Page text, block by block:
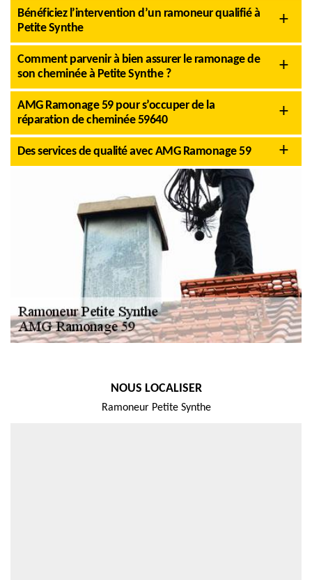
Bénéficiez l’intervention d’un ramoneur qualifié à
Petite Synthe
Comment parvenir à bien assurer le ramonage de
son cheminée à Petite Synthe ?
AMG Ramonage 59 pour s’occuper de la
réparation de cheminée 59640
Des services de qualité avec AMG Ramonage 59
NOUS LOCALISER
Ramoneur Petite Synthe